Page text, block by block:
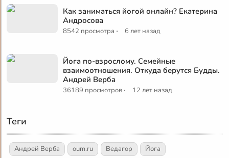
Как заниматься йогой онлайн? Екатерина
Андросова
8542 просмотра · 6 лет назад
Йога по-взрослому. Семейные
взаимоотношения. Откуда берутся Будды.
Андрей Верба
36189 просмотров · 12 лет назад
Теги
Андрей Верба oum.ru Ведагор
Йога